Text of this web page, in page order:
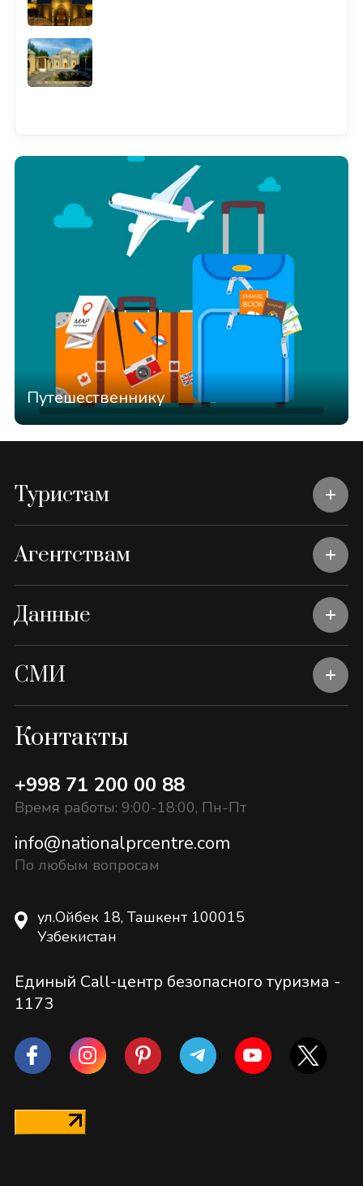
Путешественнику
Туристам
Агентствам
Данные
СМИ
Контакты
+998 71 200 00 88
Время работы: 9:00-18:00, Пн-Пт
info@nationalprcentre.com
По любым вопросам
ул.Ойбек 18, Ташкент 100015
Узбекистан
Единый Call-центр безопасного туризма -
1173